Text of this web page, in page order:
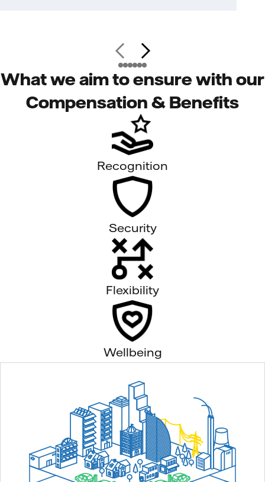
What we aim to ensure with our
Compensation & Benefits
Recognition
Security
Flexibility
Wellbeing